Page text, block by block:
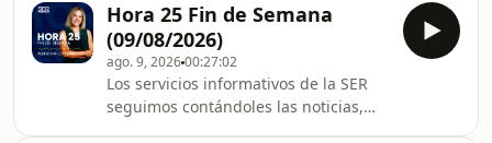
Hora 25 Fin de Semana
(09/08/2026)
ago. 9, 202600:27:02
Los servicios informativos de la SER
seguimos contándoles las noticias,